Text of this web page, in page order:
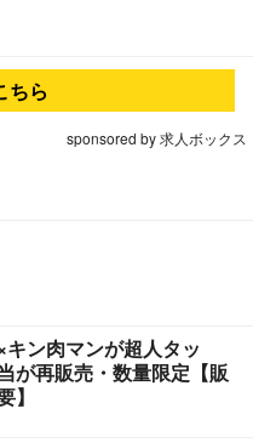
ちら
sponsored by 求人ボックス
キン肉マンが超人タッ
再販売・数量限定【販
】